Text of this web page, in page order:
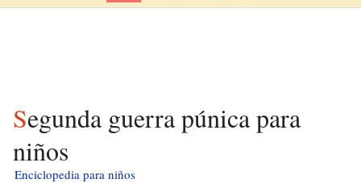
Segunda guerra púnica para
niños
Enciclopedia para niños